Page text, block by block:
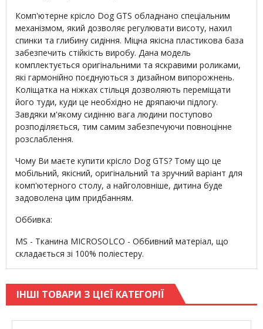
Комп'ютерне крісло Dog GTS обладнано спеціальним
механізмом, який дозволяє регулювати висоту, нахил
спинки та глибину сидіння. Міцна якісна пластикова база
забезпечить стійкість виробу. Дана модель
комплектується оригінальними та яскравими роликами,
які гармонійно поєднуються з дизайном випорожнень.
Коліщатка на ніжках стільця дозволяють переміщати
його туди, куди це необхідно не дряпаючи підлогу.
Завдяки м'якому сидінню вага людини поступово
розподіляється, тим самим забезпечуючи повноцінне
розслаблення.
Чому Ви маєте купити крісло Dog GTS? Тому що це
мобільний, якісний, оригінальний та зручний варіант для
комп'ютерного столу, а найголовніше, дитина буде
задоволена цим придбанням.
Оббивка:
MS - Тканина MICROSOLCO - Оббивний матеріал, що
складається зі 100% поліестеру.
ІНШІ ТОВАРИ З ЦІЄЇ КАТЕГОРІЇ